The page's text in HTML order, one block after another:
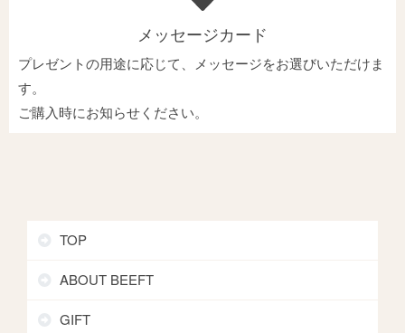
メッセージカード
プレゼントの用途に応じて、メッセージをお選びいただけま
す。
ご購入時にお知らせください。
TOP
ABOUT BEEFT
GIFT